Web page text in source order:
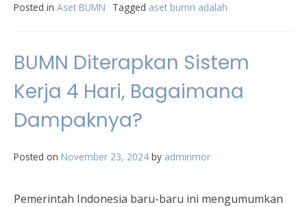
Posted in Aset BUMN Tagged aset bumn adalah
BUMN Diterapkan Sistem
Kerja 4 Hari, Bagaimana
Dampaknya?
Posted on November 23, 2024 by adminmor
Pemerintah Indonesia baru-baru ini mengumumkan